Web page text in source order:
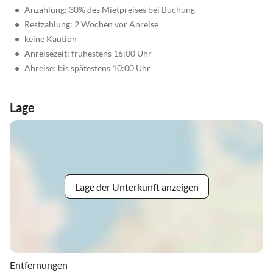
• Anzahlung: 30% des Mietpreises bei Buchung
• Restzahlung: 2 Wochen vor Anreise
• keine Kaution
• Anreisezeit: frühestens 16:00 Uhr
• Abreise: bis spätestens 10:00 Uhr
Lage
Lage der Unterkunft anzeigen
Entfernungen